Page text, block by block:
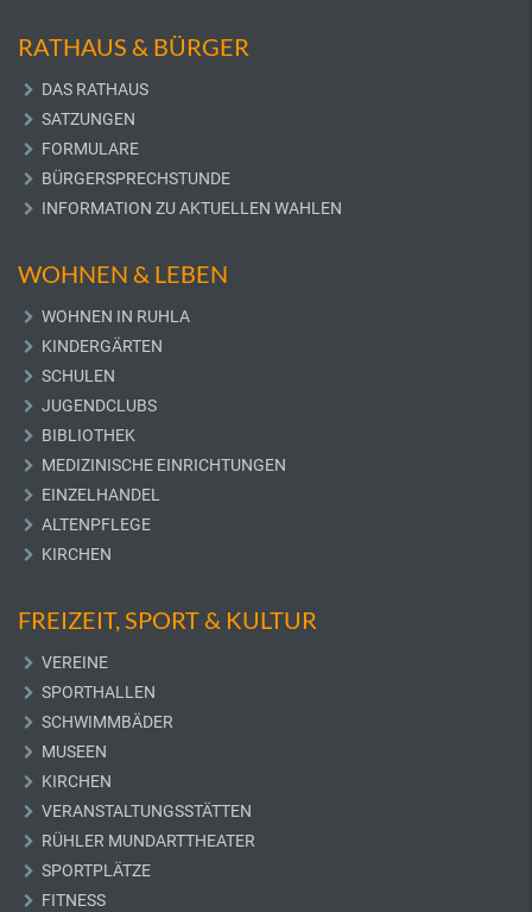
RATHAUS & BÜRGER
DAS RATHAUS
SATZUNGEN
FORMULARE
BÜRGERSPRECHSTUNDE
INFORMATION ZU AKTUELLEN WAHLEN
WOHNEN & LEBEN
WOHNEN IN RUHLA
KINDERGÄRTEN
SCHULEN
JUGENDCLUBS
BIBLIOTHEK
MEDIZINISCHE EINRICHTUNGEN
EINZELHANDEL
ALTENPFLEGE
KIRCHEN
FREIZEIT, SPORT & KULTUR
VEREINE
SPORTHALLEN
SCHWIMMBÄDER
MUSEEN
KIRCHEN
VERANSTALTUNGSSTÄTTEN
RÜHLER MUNDARTTHEATER
SPORTPLÄTZE
FITNESS